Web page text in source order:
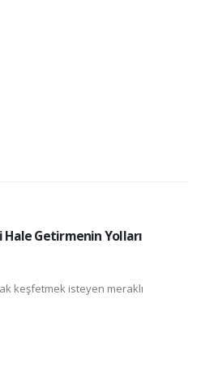
Hale Getirmenin Yolları
keşfetmek isteyen meraklı